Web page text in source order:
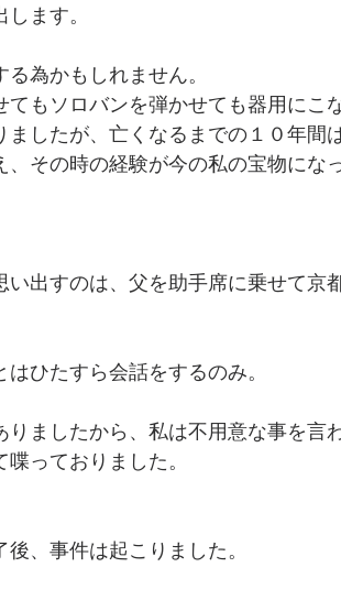
ます。
為かもしれません。
もソロバンを弾かせても器用にこ
したが、亡くなるまでの１０年間
その時の経験が今の私の宝物にな
出すのは、父を助手席に乗せて京
ひたすら会話をするのみ。
ましたから、私は不用意な事を言
っておりました。
、事件は起こりました。